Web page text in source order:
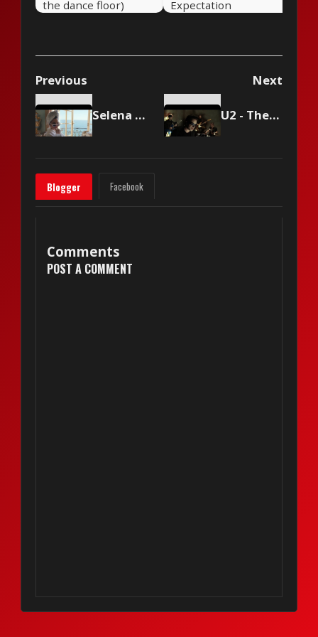
the dance floor)
Expectation
Previous Next
Selena Gomez - Love On U2 - The Ground Beneath Her Feet
Blogger Facebook
Comments
POST A COMMENT